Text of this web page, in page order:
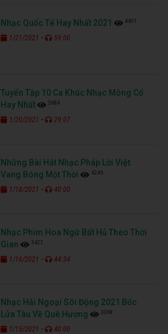
Nhạc Quốc Tế Hay Nhất 2021 4401
1/21/2021 - 59:00
Tuyển Tập 10 Ca Khúc Nhạc Mông Cổ
Hay Nhất
3684
1/20/2021 - 29:07
Những Bài Hát Nhạc Pháp Lời Việt
Vang Bóng Một Thời
4246
1/18/2021 - 40:00
Nhạc Phim Hoa Ngữ Bất Hủ Theo Thời
Gian
3427
1/16/2021 - 44:34
Nhạc Hải Ngoại Sôi Động 2021 Bốc
Lửa Tàu Về Quê Hương
3368
1/15/2021 - 40:00